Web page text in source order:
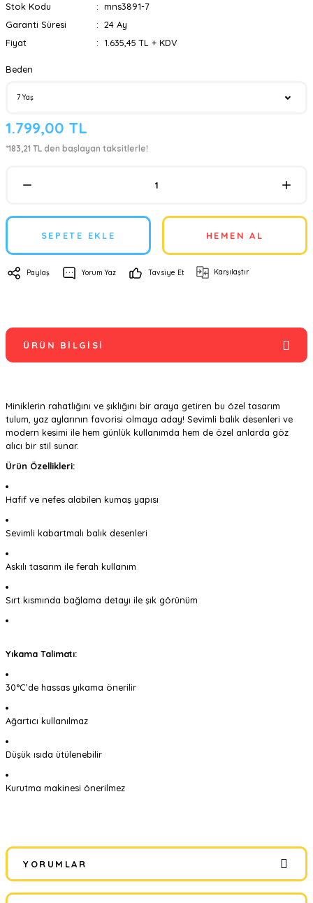
Stok Kodu
mns3891-7
Garanti Süresi
24 Ay
Fiyat
1.635,45 TL + KDV
Beden
1.799,00 TL
*183,21 TL den başlayan taksitlerle!
SEPETE EKLE HEMEN AL
Paylaş Yorum Yaz Tavsiye Et Karşılaştır
ÜRÜN BILGISI
Miniklerin rahatlığını ve şıklığını bir araya getiren bu özel tasarım
tulum, yaz aylarının favorisi olmaya aday! Sevimli balık desenleri ve
modern kesimi ile hem günlük kullanımda hem de özel anlarda göz
alıcı bir stil sunar.
Ürün Özellikleri:
Hafif ve nefes alabilen kumaş yapısı
Sevimli kabartmalı balık desenleri
Askılı tasarım ile ferah kullanım
Sırt kısmında bağlama detayı ile şık görünüm
Yıkama Talimatı:
30°C’de hassas yıkama önerilir
Ağartıcı kullanılmaz
Düşük ısıda ütülenebilir
Kurutma makinesi önerilmez
YORUMLAR